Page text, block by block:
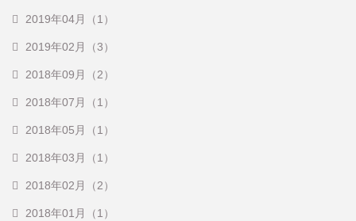
2019年04月（1）
2019年02月（3）
2018年09月（2）
2018年07月（1）
2018年05月（1）
2018年03月（1）
2018年02月（2）
2018年01月（1）